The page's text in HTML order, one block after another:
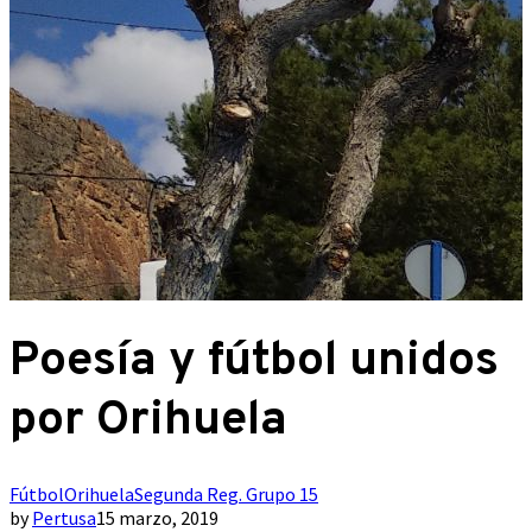
Poesía y fútbol unidos
por Orihuela
FútbolOrihuelaSegunda Reg. Grupo 15
byPertusa15 marzo, 2019